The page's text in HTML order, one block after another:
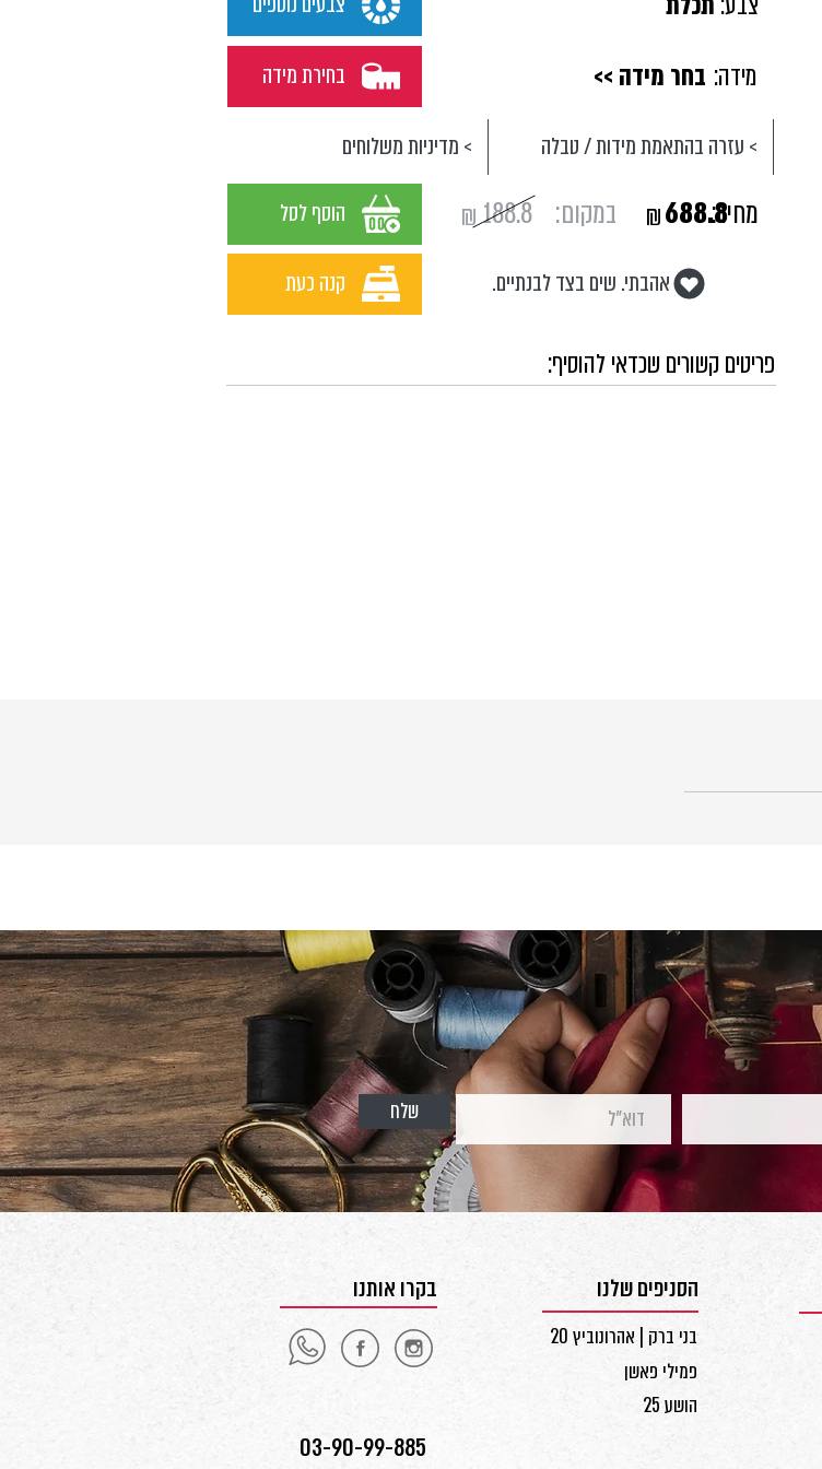
> מדיניות משלוחים > עזרה בהתאמת מידות / טבלה
בחירת מידה בחר מידה >> מידה:
הוסף לסל ₪188.8 במקום: ₪688.8מחיר:
קנה כעת אהבתי. שים בצד לבנתיים.
פריטים קשורים שכדאי להוסיף:
שלח
בקרו אותנו
03-90-99-885
הסניפים שלנו
בני ברק | אהרונוביץ 20
פמילי פאשן
הושע 25